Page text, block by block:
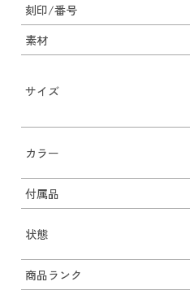
刻印/番号
素材
サイズ
カラー
付属品
状態
商品ランク